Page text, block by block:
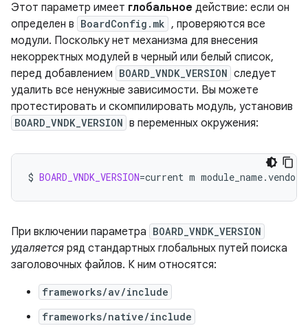
Этот параметр имеет глобальное действие: если он
определен в BoardConfig.mk , проверяются все
модули. Поскольку нет механизма для внесения
некорректных модулей в черный или белый список,
перед добавлением BOARD_VNDK_VERSION следует
удалить все ненужные зависимости. Вы можете
протестировать и скомпилировать модуль, установив
BOARD_VNDK_VERSION в переменных окружения:
$ BOARD_VNDK_VERSION=current m module_name.vendor
При включении параметра BOARD_VNDK_VERSION
удаляется ряд стандартных глобальных путей поиска
заголовочных файлов. К ним относятся:
frameworks/av/include
frameworks/native/include